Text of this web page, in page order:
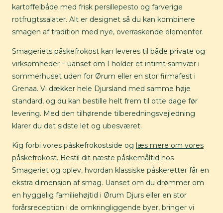
kartoffelbåde med frisk persillepesto og farverige
rotfrugtssalater. Alt er designet så du kan kombinere
smagen af tradition med nye, overraskende elementer.
Smageriets påskefrokost kan leveres til både private og
virksomheder – uanset om I holder et intimt samvær i
sommerhuset uden for Ørum eller en stor firmafest i
Grenaa. Vi dækker hele Djursland med samme høje
standard, og du kan bestille helt frem til otte dage før
levering. Med den tilhørende tilberedningsvejledning
klarer du det sidste let og ubesværet.
Kig forbi vores påskefrokostside og læs mere om vores
påskefrokost. Bestil dit næste påskemåltid hos
Smageriet og oplev, hvordan klassiske påskeretter får en
ekstra dimension af smag. Uanset om du drømmer om
en hyggelig familiehøjtid i Ørum Djurs eller en stor
forårsreception i de omkringliggende byer, bringer vi